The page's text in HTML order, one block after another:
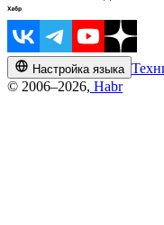
Настройка языка
© 2006–2026, Habr